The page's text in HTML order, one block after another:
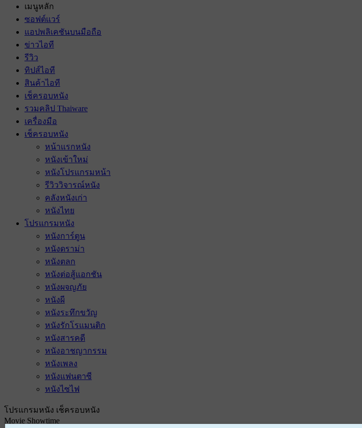
เมนูหลัก
ซอฟต์แวร์
แอปพลิเคชันบนมือถือ
ข่าวไอที
รีวิว
ทิปส์ไอที
สินค้าไอที
เช็ครอบหนัง
รวมคลิป Thaiware
เครื่องมือ
เช็ครอบหนัง
หน้าแรกหนัง
หนังเข้าใหม่
หนังโปรแกรมหน้า
รีวิววิจารณ์หนัง
คลังหนังเก่า
หนังไทย
โปรแกรมหนัง
หนังการ์ตูน
หนังดราม่า
หนังตลก
หนังต่อสู้แอกชัน
หนังผจญภัย
หนังผี
หนังระทึกขวัญ
หนังรักโรแมนติก
หนังสารคดี
หนังอาชญากรรม
หนังเพลง
หนังแฟนตาซี
หนังไซไฟ
โปรแกรมหนัง เช็ครอบหนัง
Movie Showtime